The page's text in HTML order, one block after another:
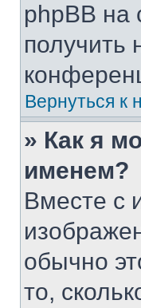
phpBB
получить
Вернуться к
» Как я
именем?
Вместе с
обычно
то,